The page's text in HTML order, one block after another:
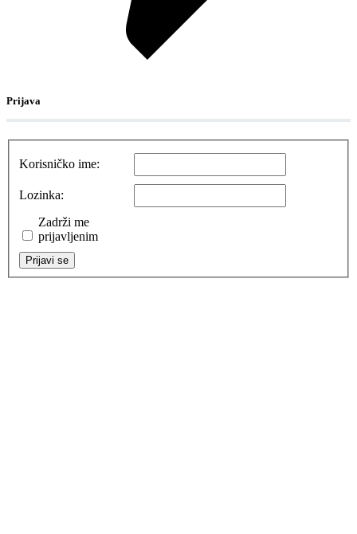
Prijava
Korisničko ime:
Lozinka:
Zadrži me
prijavljenim
Prijavi se